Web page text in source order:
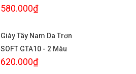
580.000₫
Giày Tây Nam Da Trơn
SOFT GTA10 - 2 Màu
620.000₫